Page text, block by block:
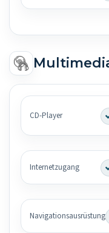
CD-Player
Internetzugang
Navigationsausrüstung